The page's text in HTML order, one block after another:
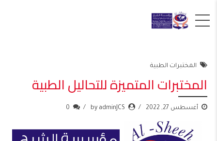
المختبرات الطبية
المختبرات المتميزة للتحاليل الطبية
أغسطس 27, 2022 by adminJCS
0